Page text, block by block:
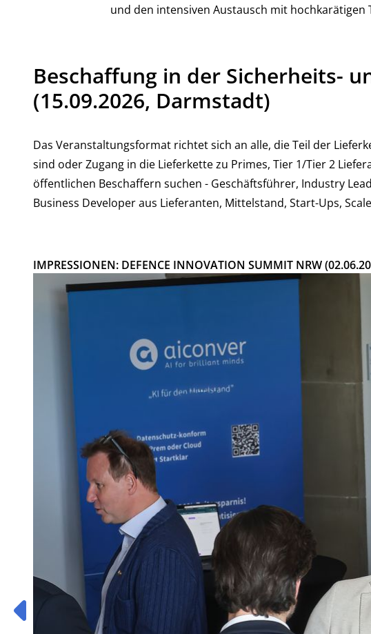
und den intensiven Austausch mit hochkarätigen
Beschaffung in der Sicherheits-
(15.09.2026, Darmstadt)
Das Veranstaltungsformat richtet sich an alle, die Teil der
sind oder Zugang in die Lieferkette zu Primes, Tier 1/Tier 2
öffentlichen Beschaffern suchen - Geschäftsführer, Industry
Business Developer aus Lieferanten, Mittelstand, Start-Ups,
IMPRESSIONEN: DEFENCE INNOVATION SUMMIT NRW